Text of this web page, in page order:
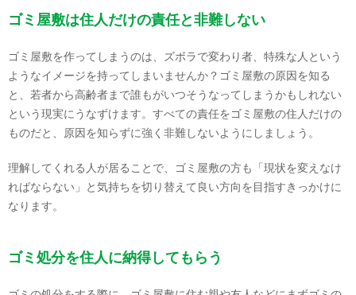
ゴミ屋敷は住人だけの責任と非難しない
ゴミ屋敷を作ってしまうのは、ズボラで変わり者、特殊な人という
ようなイメージを持ってしまいませんか？ゴミ屋敷の原因を知る
と、若者から高齢者まで誰もがいつそうなってしまうかもしれない
という現実にうなずけます。すべての責任をゴミ屋敷の住人だけの
ものだと、原因を知らずに強く非難しないようにしましょう。
理解してくれる人が居ることで、ゴミ屋敷の方も「現状を変えなけ
ればならない」と気持ちを切り替えて良い方向を目指すきっかけに
なります。
ゴミ処分を住人に納得してもらう